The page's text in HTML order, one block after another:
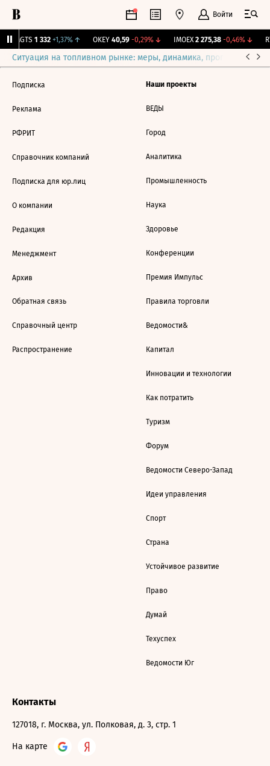
Войти
MGTS 1 332 +1,37%↑ OKEY 40,59 -0,29%↓ IMOEX 2 275,38 -0,46%↓
Ситуация на топливном рынке: меры, динамика, прогнозы
Подписка
Реклама
РФРИТ
Справочник компаний
Подписка для юр.лиц
О компании
Редакция
Менеджмент
Архив
Обратная связь
Справочный центр
Распространение
Наши проекты
ВЕДЫ
Город
Аналитика
Промышленность
Наука
Здоровье
Конференции
Премия Импульс
Правила торговли
Ведомости&
Капитал
Инновации и технологии
Как потратить
Туризм
Форум
Ведомости Северо-Запад
Идеи управления
Спорт
Страна
Устойчивое развитие
Право
Думай
Техуспех
Ведомости Юг
Контакты
127018, г. Москва, ул. Полковая, д. 3, стр. 1
На карте